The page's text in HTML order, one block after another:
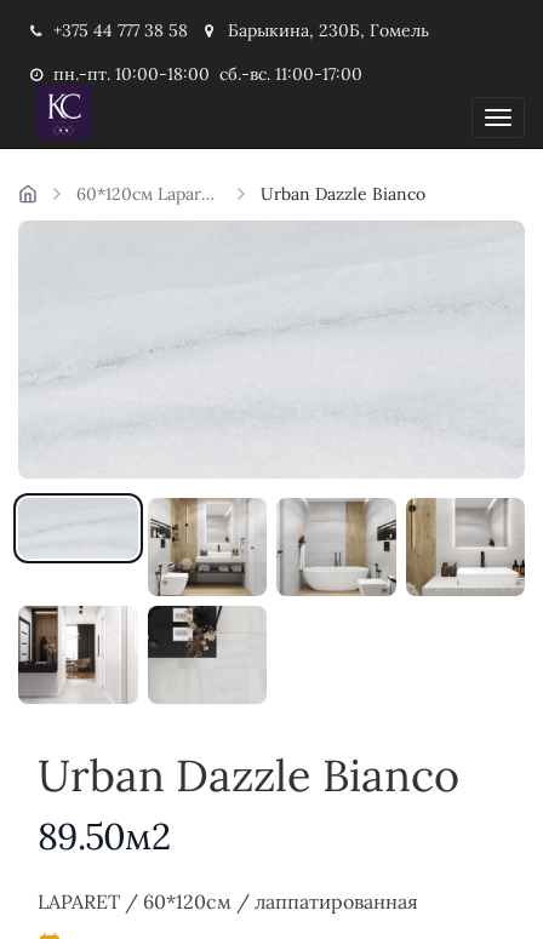
+375 44 777 38 58
Барыкина, 230Б, Гомель
пн.-пт. 10:00-18:00 сб.-вс. 11:00-17:00
60*120см Laparet Индия Urban Dazzle Bianco
Urban Dazzle Bianco
89.50м2
Описание
LAPARET / 60*120см / лаппатированная